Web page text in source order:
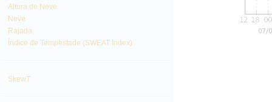
Altura de Neve
Neve
Rajada
Índice de Tempestade (SWEAT Index)
SkewT